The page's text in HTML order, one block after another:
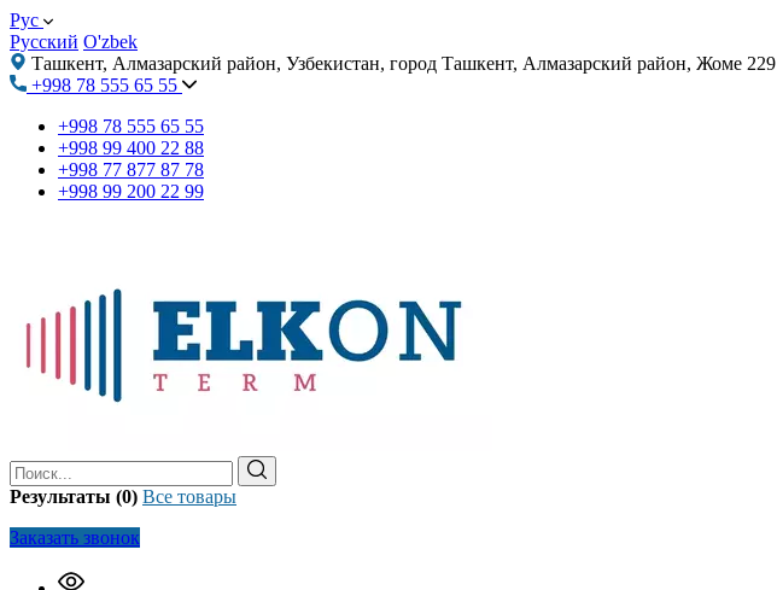
Рус
Русский O'zbek
Ташкент, Алмазарский район, Узбекистан, город Ташкент, Алмазарский район, Жоме 229
+998 78 555 65 55
+998 78 555 65 55
+998 99 400 22 88
+998 77 877 87 78
+998 99 200 22 99
Результаты (0) Все товары
Заказать звонок